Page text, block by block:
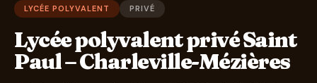
LYCÉE POLYVALENT PRIVÉ
Lycée polyvalent privé Saint
Paul – Charleville-Mézières